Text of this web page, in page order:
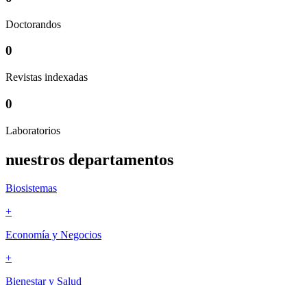
Doctorandos
0
Revistas indexadas
0
Laboratorios
nuestros departamentos
Biosistemas
+
Economía y Negocios
+
Bienestar y Salud